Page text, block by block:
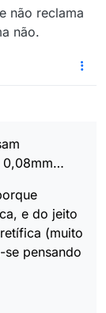
não reclama
não.
0,08mm…
e do jeito
(muito
pensando